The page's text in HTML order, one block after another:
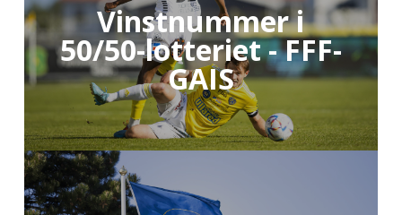
Vinstnummer i
50/50-lotteriet - FFF-
GAIS